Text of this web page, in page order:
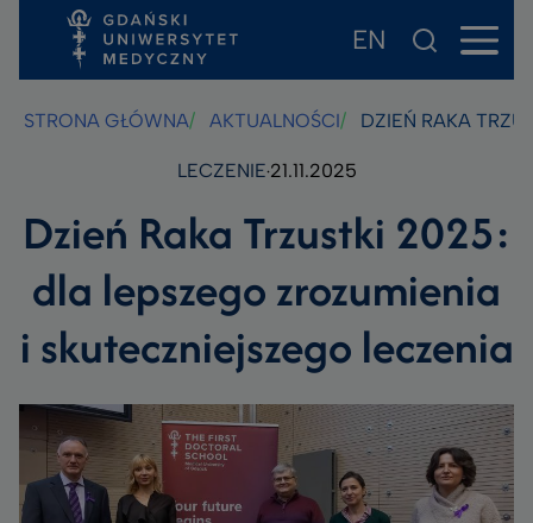
Przejdź
do
treści
Przejdź
do
wyszukiwarki
Przejdź
do
stopki
EN
STRONA GŁÓWNA AKTUALNOŚCI DZIEŃ RAKA
LECZENIE21.11.2025
Dzień Raka Trzustki 2025:
dla lepszego zrozumienia
i skuteczniejszego leczenia